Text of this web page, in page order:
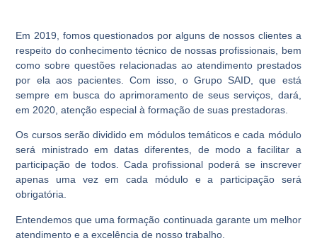
Em 2019, fomos questionados por alguns de nossos clientes a
respeito do conhecimento técnico de nossas profissionais, bem
como sobre questões relacionadas ao atendimento prestados
por ela aos pacientes. Com isso, o Grupo SAID, que está
sempre em busca do aprimoramento de seus serviços, dará,
em 2020, atenção especial à formação de suas prestadoras.
Os cursos serão dividido em módulos temáticos e cada módulo
será ministrado em datas diferentes, de modo a facilitar a
participação de todos. Cada profissional poderá se inscrever
apenas uma vez em cada módulo e a participação será
obrigatória.
Entendemos que uma formação continuada garante um melhor
atendimento e a excelência de nosso trabalho.